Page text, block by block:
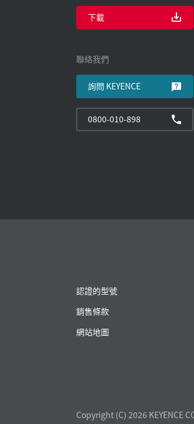
下載
聯絡我們
詢問 KEYENCE
0800-010-898
認證的型號
銷售條款
網站地圖
Copyright (C) 2026 KEYENCE